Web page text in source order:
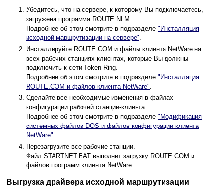
Убедитесь, что на сервере, к которому Вы подключаетесь,
загружена программа ROUTE.NLM.
Подробнее об этом смотрите в подразделе "Инсталляция
исходной маршрутизации на сервере".
Инсталлируйте ROUTE.COM и файлы клиента NetWare на
всех рабочих станциях-клиентах, которые Вы должны
подключить к сети Token-Ring.
Подробнее об этом смотрите в подразделе "Инсталляция
ROUTE.COM и файлов клиента NetWare".
Сделайте все необходимые изменения в файлах
конфигурации рабочей станции-клиента.
Подробнее об этом смотрите в подразделе "Модификация
системных файлов DOS и файлов конфигурации клиента
NetWare".
Перезагрузите все рабочие станции.
Файл STARTNET.BAT выполнит загрузку ROUTE.COM и
файлов программ клиента NetWare.
Выгрузка драйвера исходной маршрутизации